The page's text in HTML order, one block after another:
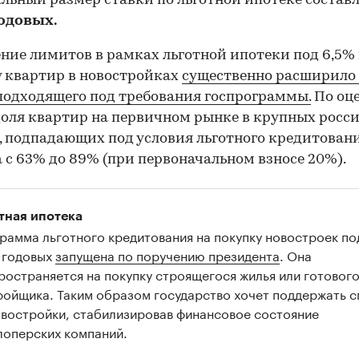
лимитов в рамках льготной ипотеки под 6,5%
квартир в новостройках существенно
под требования госпрограммы.По
квартир на первичном рынке в крупных
подпадающих под условия льготного
с 63% до 89% (при первоначальном взносе 20%).
ипотека
льготного кредитования на покупку новостроек
запущена по поручению президента . Она
на покупку строящегося жилья или
Таким образом государство хочет поддержать
стабилизировав финансовое состояние
компаний.